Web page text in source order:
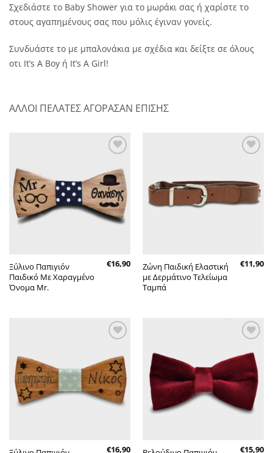
Σχεδιάστε το Baby Shower για το μωράκι σας ή χαρίστε το
στους αγαπημένους σας που μόλις έγιναν γονείς.
Συνδυάστε το με μπαλονάκια με σχέδια και δείξτε σε όλους
οτι It’s A Boy ή It’s A Girl!
ΑΛΛΟΙ ΠΕΛΑΤΕΣ ΑΓΟΡΑΣΑΝ ΕΠΙΣΗΣ
στην λίστα
επιθυμητών
Ξύλινο Παπιγιόν
Παιδικό Με Χαραγμένο
Όνομα Mr.
€16,90
επιθυμητών
Ζώνη Παιδική Ελαστική
με Δερμάτινο Τελείωμα
Ταμπά
€11,90
στην λίστα
επιθυμητών
€16,90
στην λίστα
επιθυμητών
€15,90